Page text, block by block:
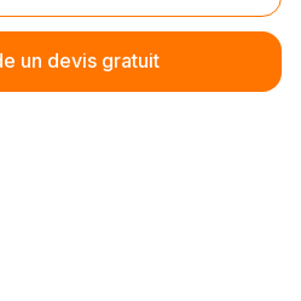
un devis gratuit